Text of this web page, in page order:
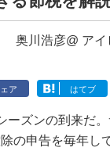
奥川浩彦@ ア
ア はてブ
ズンの到来だ
の申告を毎年し